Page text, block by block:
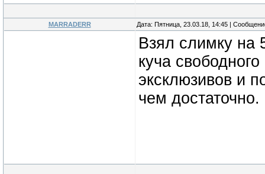
MARRADERR Дата: Пятница, 23.03.18, 14:45 |
Взял слимку на
куча
эксклюзивов и
чем достаточно.